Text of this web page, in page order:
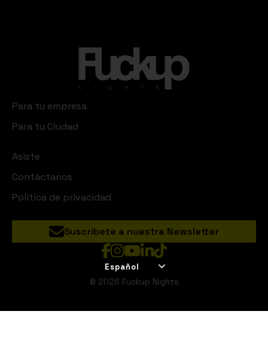
Para tu empresa
Para tu Ciudad
Asiste
Contáctanos
Política de privacidad
Suscríbete a nuestra Newsletter
Español
© 2026 Fuckup Nights